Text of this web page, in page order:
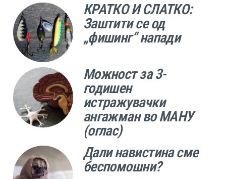
КРАТКО И СЛАТКО:
Заштити се од
„фишинг“ напади
Можност за 3-
годишен
истражувачки
ангажман во МАНУ
(оглас)
Дали навистина сме
беспомошни?